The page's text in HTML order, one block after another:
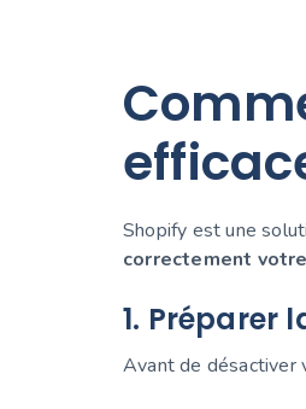
Shopify est une
correctement
1. Préparer
Avant de désactiver